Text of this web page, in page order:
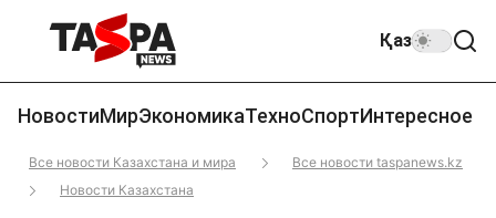
Қаз
НовостиМирЭкономикаТехноСпортИнтересное
Все новости Казахстана и мира
Все новости taspanews.kz
Новости Казахстана